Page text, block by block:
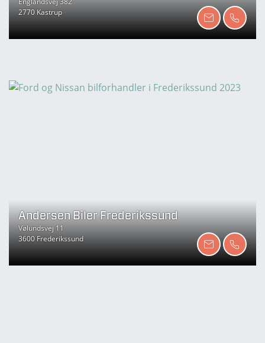
2770 Kastrup
Andersen Biler Frederikssund
Vølundsvej 11
3600 Frederikssund